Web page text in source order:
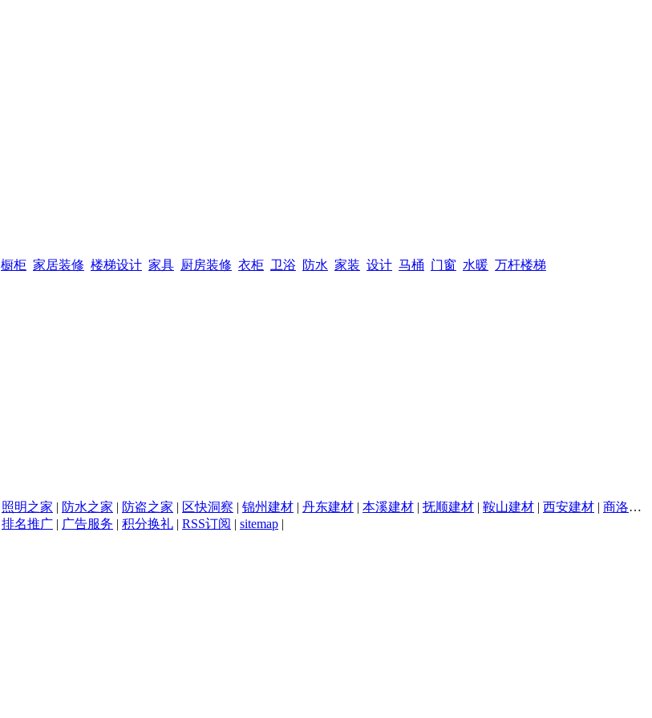
橱柜 家居装修 楼梯设计 家具 厨房装修 衣柜 卫浴 防水 家装 设计 马桶 门窗 水暖 万杆楼梯
照明之家 | 防水之家 | 防盗之家 | 区快洞察 | 锦州建材 | 丹东建材 | 本溪建材 | 抚顺建材 | 鞍山建材 | 西安建材 | 商洛建材
排名推广 | 广告服务 | 积分换礼 | RSS订阅 | sitemap |